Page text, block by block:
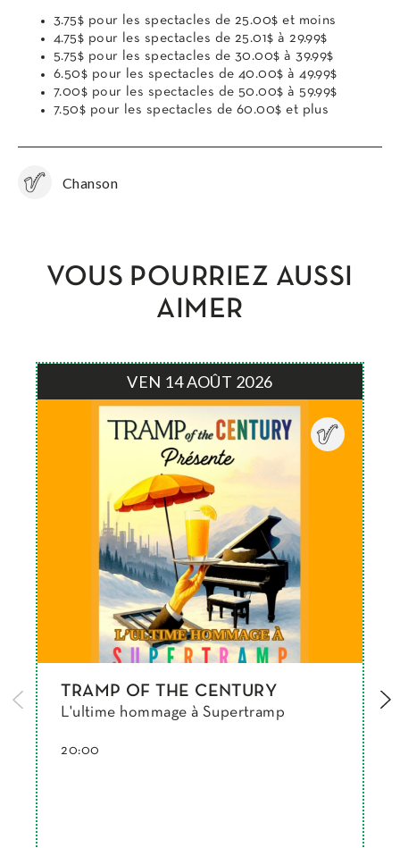
3.75$ pour les spectacles de 25.00$ et moins
4.75$ pour les spectacles de 25.01$ à 29.99$
5.75$ pour les spectacles de 30.00$ à 39.99$
6.50$ pour les spectacles de 40.00$ à 49.99$
7.00$ pour les spectacles de 50.00$ à 59.99$
7.50$ pour les spectacles de 60.00$ et plus
Chanson
VOUS POURRIEZ AUSSI
AIMER
VEN 14 AOÛT 2026
TRAMP OF THE CENTURY
L'ultime hommage à Supertramp
20:00